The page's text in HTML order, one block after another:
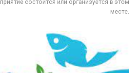
состоится или организуется в этом
месте.